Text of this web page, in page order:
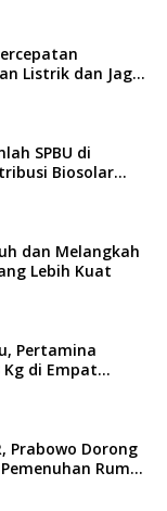
Listrik dan Jaga
SPBU di
Biosolar
dan Melangkah
Lebih Kuat
Pertamina
Kg di Empat
Prabowo Dorong
Rumah